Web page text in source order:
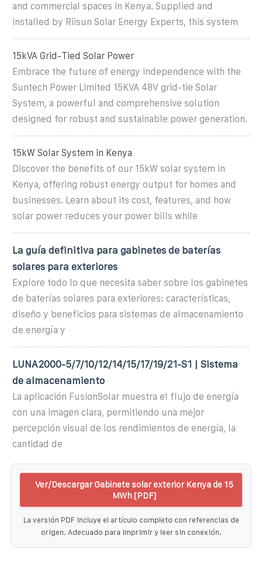
and commercial spaces in Kenya. Supplied and
installed by Riisun Solar Energy Experts, this system
15kVA Grid-Tied Solar Power
Embrace the future of energy independence with the
Suntech Power Limited 15KVA 48V grid-tie Solar
System, a powerful and comprehensive solution
designed for robust and sustainable power generation.
15kW Solar System in Kenya
Discover the benefits of our 15kW solar system in
Kenya, offering robust energy output for homes and
businesses. Learn about its cost, features, and how
solar power reduces your power bills while
La guía definitiva para gabinetes de baterías
solares para exteriores
Explore todo lo que necesita saber sobre los gabinetes
de baterías solares para exteriores: características,
diseño y beneficios para sistemas de almacenamiento
de energía y
LUNA2000-5/7/10/12/14/15/17/19/21-S1 | Sistema
de almacenamiento
La aplicación FusionSolar muestra el flujo de energía
con una imagen clara, permitiendo una mejor
percepción visual de los rendimientos de energía, la
cantidad de
Ver/Descargar Gabinete solar exterior Kenya de 15
MWh [PDF]
La versión PDF incluye el artículo completo con referencias de
origen. Adecuado para imprimir y leer sin conexión.